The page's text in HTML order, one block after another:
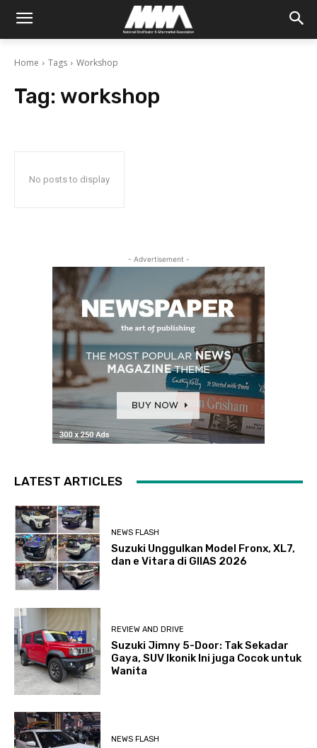
Home Tags Workshop
Tag: workshop
No posts to display
- Advertisement -
LATEST ARTICLES
NEWS FLASH
Suzuki Unggulkan Model Fronx, XL7,
dan e Vitara di GIIAS 2026
REVIEW AND DRIVE
Suzuki Jimny 5-Door: Tak Sekadar
Gaya, SUV Ikonik Ini juga Cocok untuk
Wanita
NEWS FLASH